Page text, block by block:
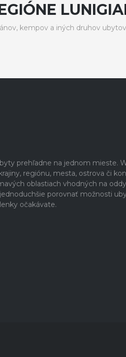
kempov a iných druhov
prehľadne na jednom mieste.
regiónu, mesta, ostrova či
oblastiach vhodných na
porovnať možnosti
očakávate.